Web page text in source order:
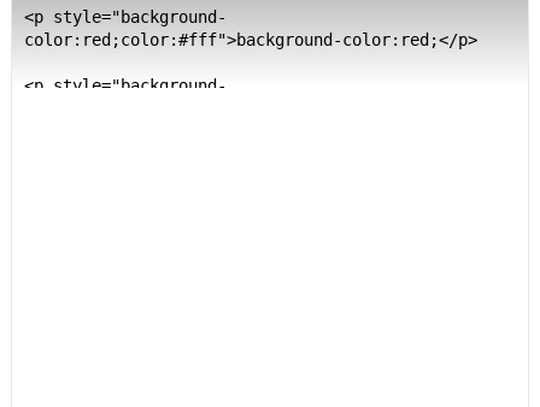
<p style="background-
color:red;color:#fff">background-color:red;</p>
<p style="background-